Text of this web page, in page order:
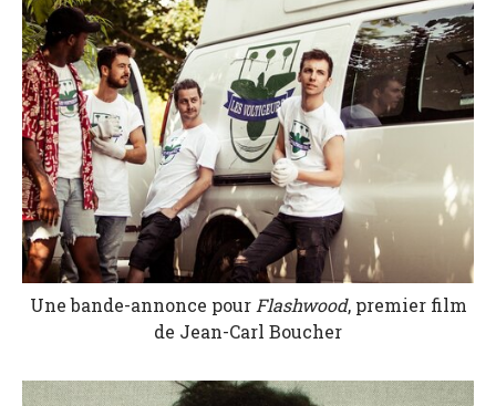
Une bande-annonce pour Flashwood, premier film
de Jean-Carl Boucher